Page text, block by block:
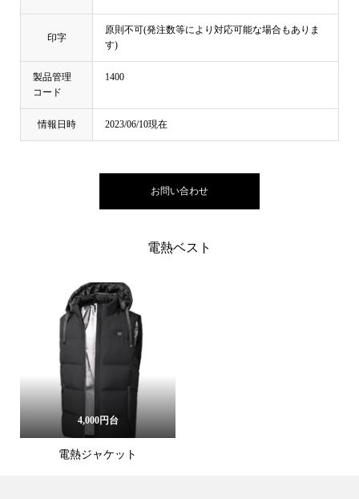
印字
原則不可(発注数等により対応可能な場合もありま
す)
製品管理
コード
1400
情報日時 2023/06/10現在
お問い合わせ
電熱ベスト
4,000円台
電熱ジャケット